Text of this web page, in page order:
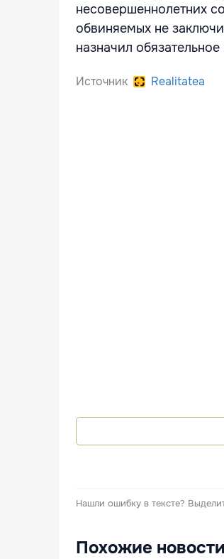
несовершеннолетних
обвиняемых не
назначил
Источник Realitatea
Нашли ошибку в тексте?
Похожие новости